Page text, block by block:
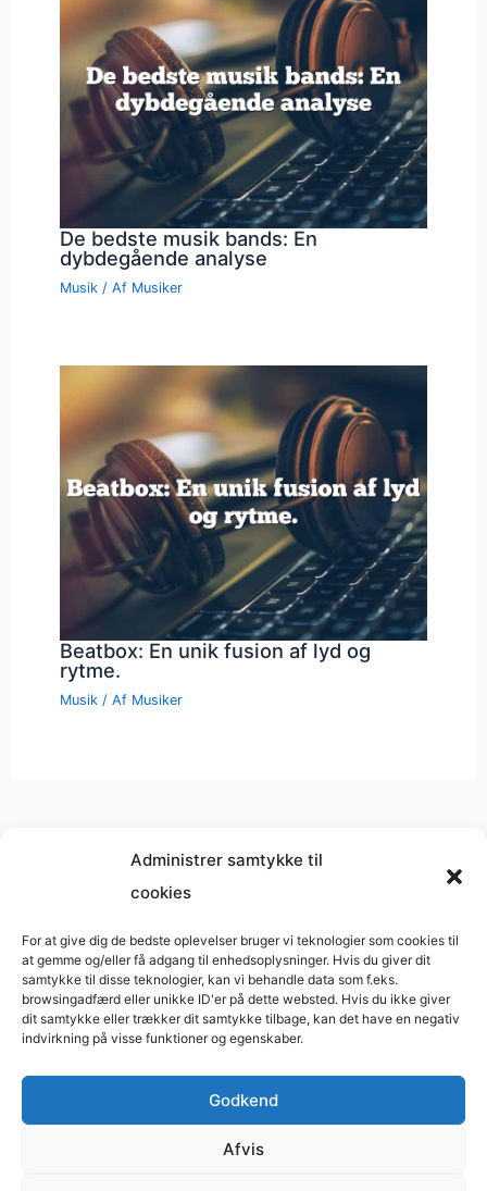
Administrer samtykke til
cookies
For at give dig de bedste oplevelser bruger vi teknologier som cookies til
at gemme og/eller få adgang til enhedsoplysninger. Hvis du giver dit
samtykke til disse teknologier, kan vi behandle data som f.eks.
browsingadfærd eller unikke ID'er på dette websted. Hvis du ikke giver
dit samtykke eller trækker dit samtykke tilbage, kan det have en negativ
indvirkning på visse funktioner og egenskaber.
Godkend
Afvis
De bedste musik bands: En
dybdegående analyse
Musik / Af Musiker
Beatbox: En unik fusion af lyd og
rytme.
Musik / Af Musiker
Musik på
Copyright © 2026 BasimWorld
Udviklet afWebbureau.dk
Bygget medWordPress
Restaurant
Restauranter